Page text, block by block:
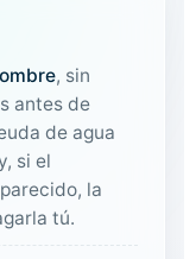
, sin
antes de
de agua
si el
la
tú.